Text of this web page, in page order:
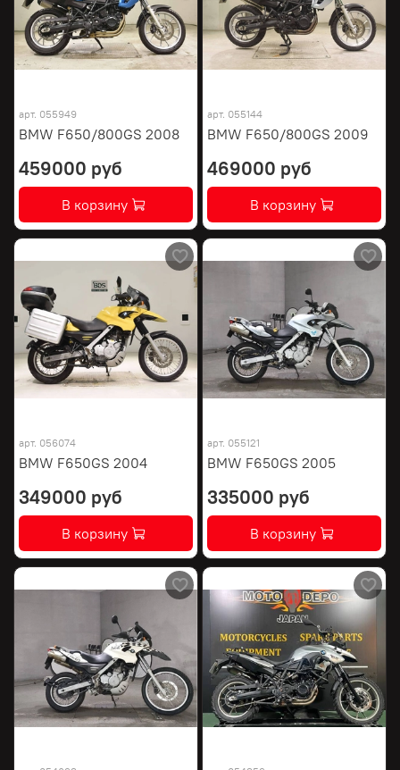
арт. 055949
BMW F650/800GS 2008
459000 руб
В корзину
арт. 055144
BMW F650/800GS 2009
469000 руб
В корзину
арт. 056074
BMW F650GS 2004
349000 руб
В корзину
арт. 055121
BMW F650GS 2005
335000 руб
В корзину